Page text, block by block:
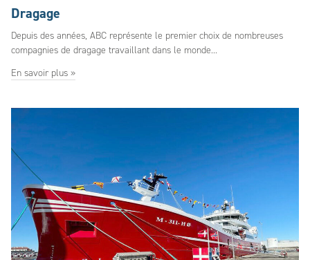
Dragage
Depuis des années, ABC représente le premier choix de nombreuses
compagnies de dragage travaillant dans le monde...
En savoir plus »